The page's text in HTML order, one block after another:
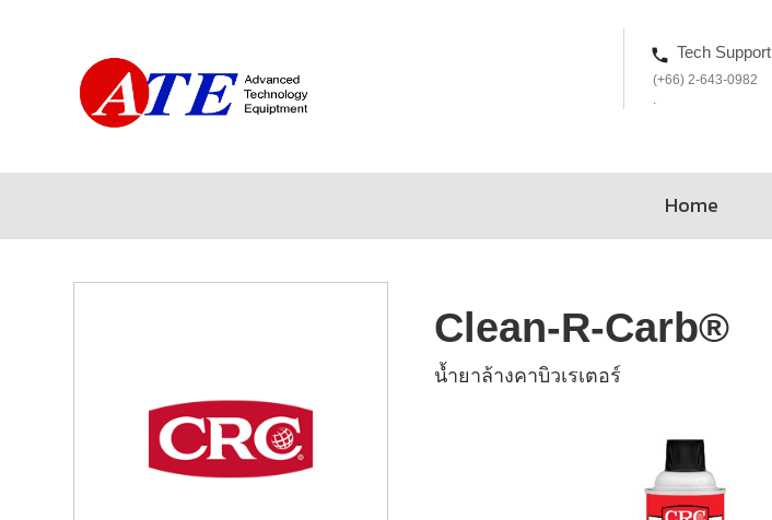
Tech Support
(+66) 2-643-0982
.
Home
Clean-R-Carb®
นํ้ายาล้างคาบิวเรเตอร์